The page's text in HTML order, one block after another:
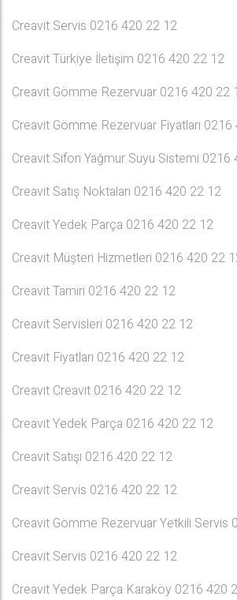
Creavit Servis 0216 420 22 12
Creavit Türkiye İletişim 0216 420 22 12
Creavit Gömme Rezervuar 0216 420 22
Creavit Gömme Rezervuar Fiyatları
Creavit Sifon Yağmur Suyu Sistemi 0216
Creavit Satış Noktaları 0216 420 22 12
Creavit Yedek Parça 0216 420 22 12
Creavit Müşteri Hizmetleri 0216 420 22
Creavit Tamiri 0216 420 22 12
Creavit Servisleri 0216 420 22 12
Creavit Fiyatları 0216 420 22 12
Creavit Creavit 0216 420 22 12
Creavit Yedek Parça 0216 420 22 12
Creavit Satışı 0216 420 22 12
Creavit Servis 0216 420 22 12
Creavit Gömme Rezervuar Yetkili Servis
Creavit Servis 0216 420 22 12
Creavit Yedek Parça Karaköy 0216 420